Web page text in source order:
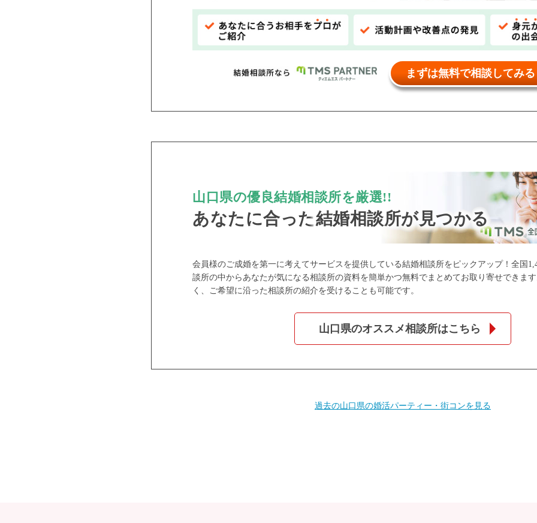
約1,300店の中から
おすすめの優良結婚相談所を
まずは無料で相談してみる
山口県の優良結婚相談所を厳選!!
あなたに合った結婚相談所が見つかる
会員様のご成婚を第一に考えてサービスを提供している結婚相談所をピックアップ！全国
談所の中からあなたが気になる相談所の資料を簡単かつ無料でまとめてお取り寄せできま
く、ご希望に沿った相談所の紹介を受けることも可能です。
山口県のオススメ相談所はこちら
過去の山口県の婚活パーティー・街コンを見る